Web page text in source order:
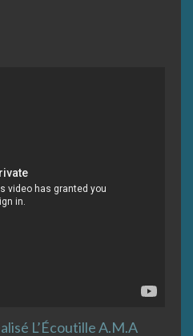
L’Écoutille A.M.A